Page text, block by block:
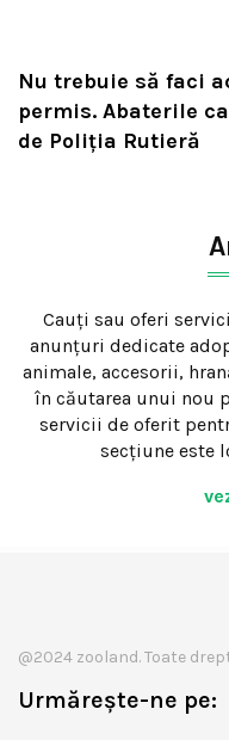
Nu trebuie să faci
permis. Abaterile
de Poliţia Rutieră
Cauți sau oferi
anunțuri dedicate
animale, accesorii,
în căutarea unui nou
servicii de oferit
secțiune este
@2024 zooland. Toate
Urmărește-ne pe: